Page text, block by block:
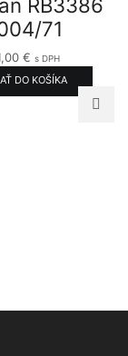
RB3386
71
€ s DPH
DO KOŠÍKA